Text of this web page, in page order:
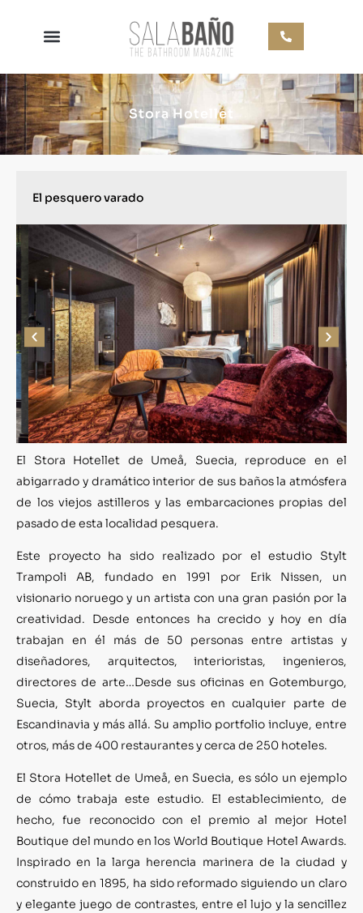
Stora Hotellet
El pesquero varado
El Stora Hotellet de Umeå, Suecia, reproduce en el
abigarrado y dramático interior de sus baños la atmósfera
de los viejos astilleros y las embarcaciones propias del
pasado de esta localidad pesquera.
Este proyecto ha sido realizado por el estudio Stylt
Trampoli AB, fundado en 1991 por Erik Nissen, un
visionario noruego y un artista con una gran pasión por la
creatividad. Desde entonces ha crecido y hoy en día
trabajan en él más de 50 personas entre artistas y
diseñadores, arquitectos, interioristas, ingenieros,
directores de arte…Desde sus oficinas en Gotemburgo,
Suecia, Stylt aborda proyectos en cualquier parte de
Escandinavia y más allá. Su amplio portfolio incluye, entre
otros, más de 400 restaurantes y cerca de 250 hoteles.
El Stora Hotellet de Umeå, en Suecia, es sólo un ejemplo
de cómo trabaja este estudio. El establecimiento, de
hecho, fue reconocido con el premio al mejor Hotel
Boutique del mundo en los World Boutique Hotel Awards.
Inspirado en la larga herencia marinera de la ciudad y
construido en 1895, ha sido reformado siguiendo un claro
y elegante juego de contrastes, entre el lujo y la sencillez